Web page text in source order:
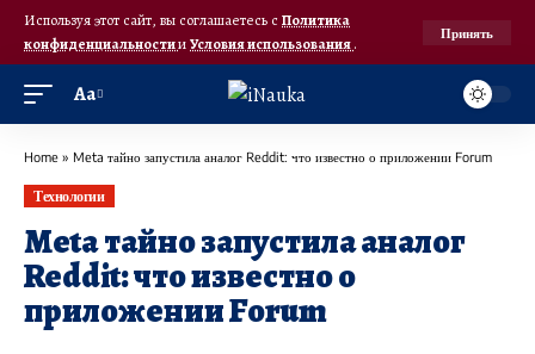
Используя этот сайт, вы соглашаетесь с Политика
конфиденциальностииУсловия использования.
Принять
Аа
Home » Meta тайно запустила аналог Reddit: что известно о приложении Forum
Технологии
Meta тайно запустила аналог
Reddit: что известно о
приложении Forum